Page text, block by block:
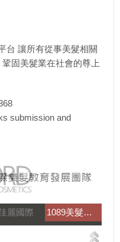
台 讓所有從事美髮相關
固美髮業在社會的尊上
submission and
麗國際 1089美髮教育團隊